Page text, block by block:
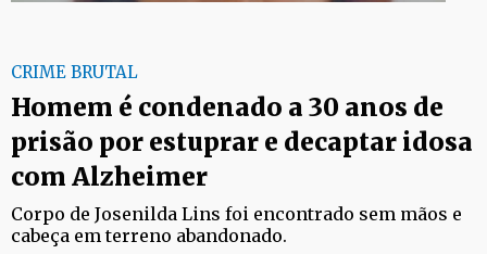
CRIME BRUTAL
Homem é condenado a 30 anos de
prisão por estuprar e decaptar idosa
com Alzheimer
Corpo de Josenilda Lins foi encontrado sem mãos e
cabeça em terreno abandonado.